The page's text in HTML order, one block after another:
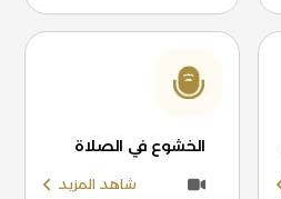
الخشوع في الصلاة
شاهد المزيد